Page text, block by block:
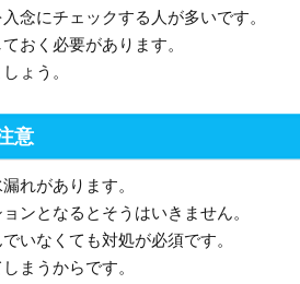
念にチェックする人が多いです。
おく必要があります。
ょう。
意
れがあります。
ンとなるとそうはいきません。
いなくても対処が必須です。
まうからです。